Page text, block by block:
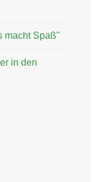
macht Spaß"
in den